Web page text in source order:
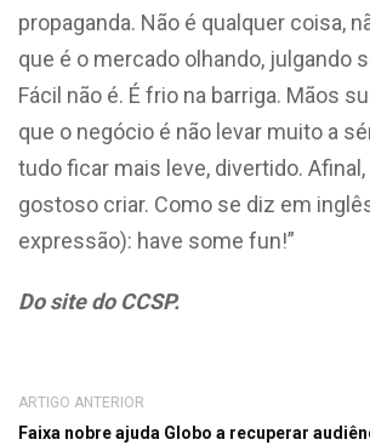
propaganda. Não é qualquer coisa,
que é o mercado olhando, julgando
Fácil não é. É frio na barriga. Mãos
que o negócio é não levar muito a
tudo ficar mais leve, divertido.
gostoso criar. Como se diz em
expressão): have some fun!”
Do site do CCSP.
ARTIGO ANTERIOR
Faixa nobre ajuda Globo a recuperar